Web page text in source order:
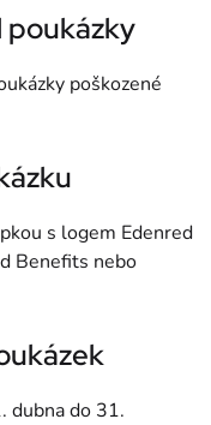
poukázky
poškozené
s logem Edenred
Benefits nebo
dubna do 31.